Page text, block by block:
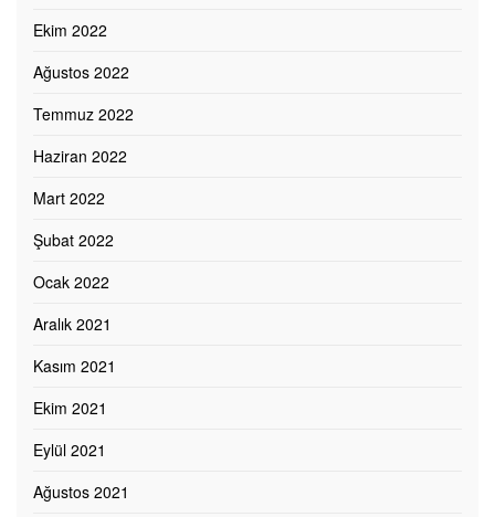
Ekim 2022
Ağustos 2022
Temmuz 2022
Haziran 2022
Mart 2022
Şubat 2022
Ocak 2022
Aralık 2021
Kasım 2021
Ekim 2021
Eylül 2021
Ağustos 2021